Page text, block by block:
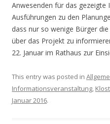
Anwesenden für das gezeigte
Ausführungen zu den
dass nur so wenige Bürger
über das Projekt zu
22. Januar im Rathaus zur
This entry was posted in
Informationsveranstaltung,
Januar 2016.